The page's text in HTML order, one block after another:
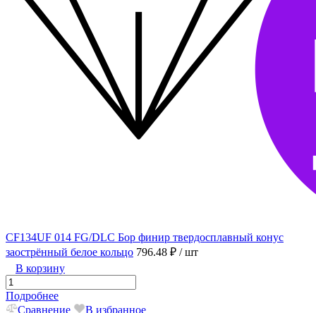
CF134UF 014 FG/DLC Бор финир твердосплавный конус
заострённый белое кольцо 796.48 ₽ / шт
В корзину
Подробнее
Сравнение
В избранное